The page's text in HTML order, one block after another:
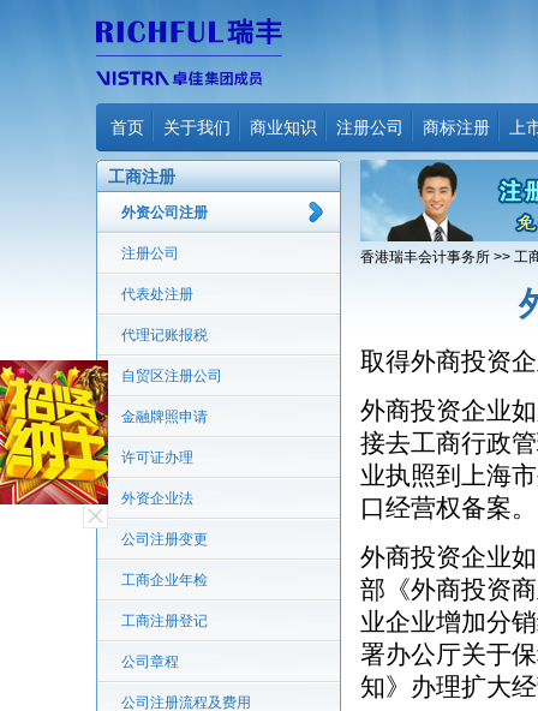
首页 关于我们 商业知识 注册公司 商标注册 上
工商注册
外资公司注册
注册公司
代表处注册
代理记账报税
自贸区注册公司
金融牌照申请
许可证办理
外资企业法
公司注册变更
工商企业年检
工商注册登记
公司章程
公司注册流程及费用
香港瑞丰会计事务所 >> 工
取得外商投资
外商投资企业
接去工商行政
业执照到上海
口经营权备案。
外商投资企业
部《外商投资
业企业增加分
署办公厅关于
知》办理扩大